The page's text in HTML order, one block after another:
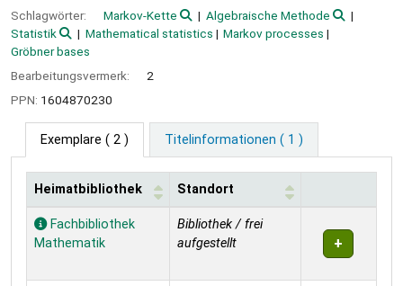
Schlagwörter:
Markov-Kette
Algebraische Methode
Statistik
Mathematical statistics
Markov processes
Gröbner bases
Bearbeitungsvermerk:
2
PPN: 1604870230
Exemplare ( 2 ) Titelinformationen ( 1 )
Exemplare
Heimatbibliothek Standort
Fachbibliothek
Mathematik
Bibliothek / frei
aufgestellt